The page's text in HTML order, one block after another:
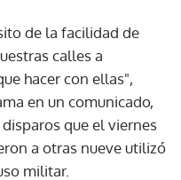
de la facilidad de
calles a
hacer con ellas",
en un comunicado,
que el viernes
a otras nueve utilizó
militar.